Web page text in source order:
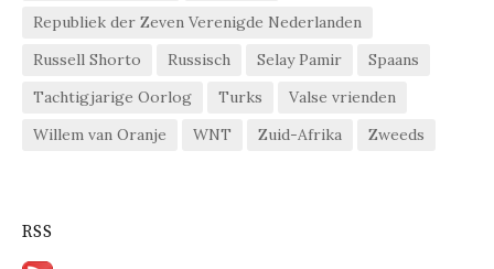
Republiek der Zeven Verenigde Nederlanden
Russell Shorto
Russisch Selay Pamir
Spaans
Tachtigjarige Oorlog
Turks
Valse vrienden
Willem van Oranje
WNT Zuid-Afrika Zweeds
RSS